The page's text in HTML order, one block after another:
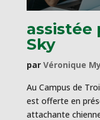
assistée
Sky
par Véronique
Au Campus de
est offerte en
attachante